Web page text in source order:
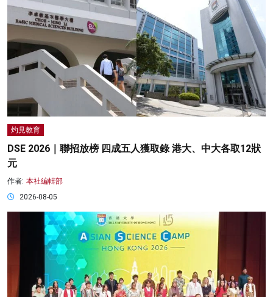
灼見教育
DSE 2026｜聯招放榜 四成五人獲取錄 港大、中大各取12狀
元
作者: 本社編輯部
2026-08-05